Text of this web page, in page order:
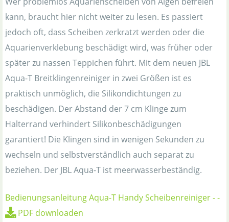
kann, braucht hier nicht weiter zu lesen. Es passiert
jedoch oft, dass Scheiben zerkratzt werden oder die
Aquarienverklebung beschädigt wird, was früher oder
später zu nassen Teppichen führt. Mit dem neuen JBL
Aqua-T Breitklingenreiniger in zwei Größen ist es
praktisch unmöglich, die Silikondichtungen zu
beschädigen. Der Abstand der 7 cm Klinge zum
Halterrand verhindert Silikonbeschädigungen
garantiert! Die Klingen sind in wenigen Sekunden zu
wechseln und selbstverständlich auch separat zu
beziehen. Der JBL Aqua-T ist meerwasserbeständig.
Bedienungsanleitung Aqua-T Handy Scheibenreiniger--
PDF downloaden